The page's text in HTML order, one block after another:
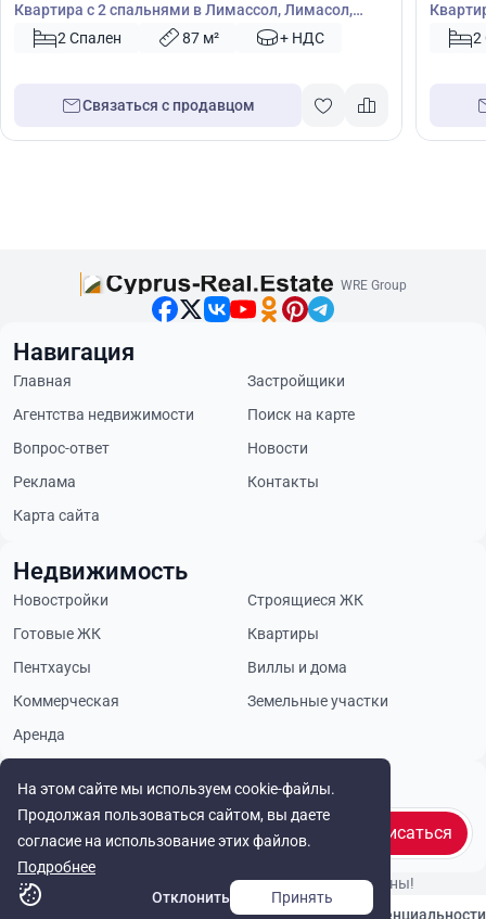
Квартира с 2 спальнями в Лимассол, Лимасол,
Кипр № 41767
2 Спален 87 м² + НДС
Связаться с продавцом
Кипр2
На этом сайте мы используем cookie-файлы.
Продолжая пользоваться сайтом, вы даете
согласие на использование этих файлов.
Подробнее
Отклонить
Принять
WRE Group
Будьте в курсе
Подписаться
Навигация
Главная
Застройщики
Агентства недвижимости
Поиск на карте
Вопрос-ответ
Новости
Реклама
Контакты
Карта сайта
Недвижимость
Новостройки
Строящиеся ЖК
Готовые ЖК
Квартиры
Пентхаусы
Виллы и дома
Коммерческая
Земельные участки
Аренда
© Cyprus Realestate 2026. Все права защищены!
Политика конфиденциальности